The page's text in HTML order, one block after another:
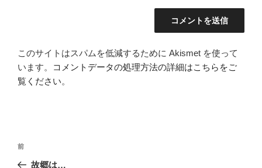
このサイトはスパムを低減するために Akismet を使って
います。
コメントデータの処理方法の詳細はこちらをご
覧ください。
投
前
の
前
故郷は…